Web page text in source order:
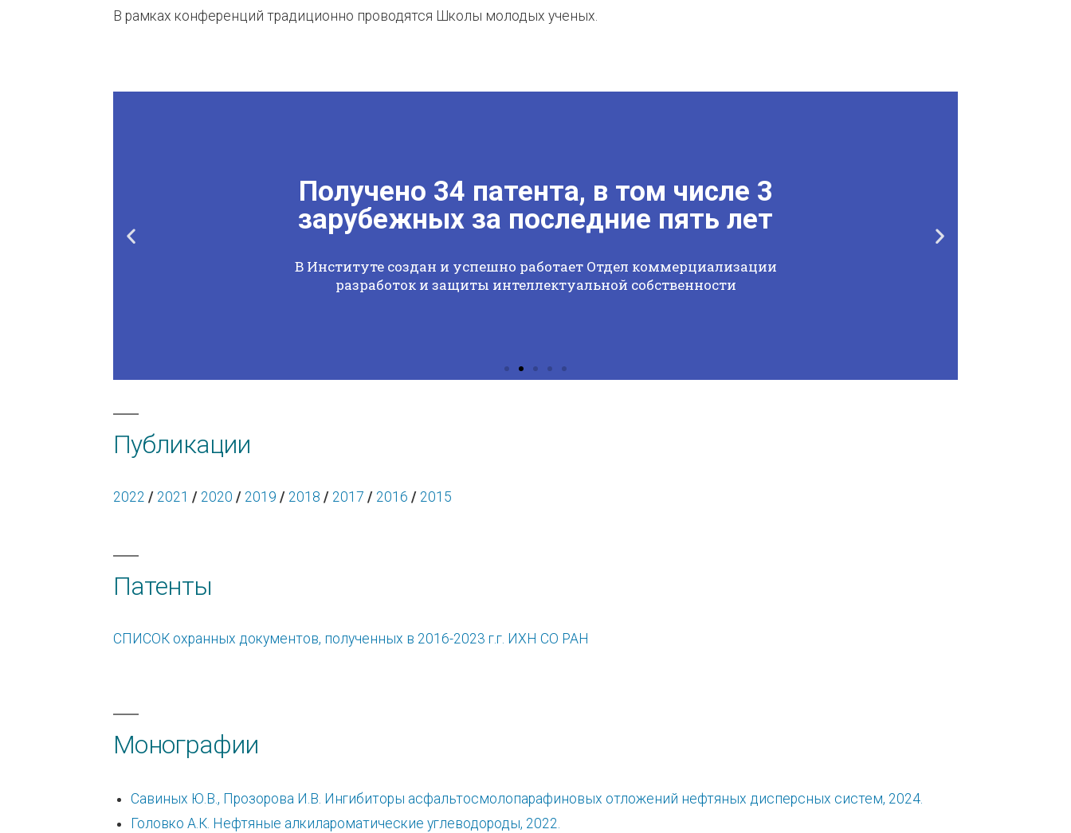
В рамках конференций традиционно проводятся Школы молодых ученых.
Получено 34 патента, в том числе 3
зарубежных за последние пять лет
В Институте создан и успешно работает Отдел коммерциализации
разработок и защиты интеллектуальной собственности
Публикации
2022 / 2021 / 2020 / 2019 / 2018 / 2017 / 2016 / 2015
Патенты
СПИСОК охранных документов, полученных в 2016-2023 г.г. ИХН СО РАН
Монографии
Савиных Ю.В., Прозорова И.В. Ингибиторы асфальтосмолопарафиновых отложений нефтяных дисперсных систем, 2024.
Головко А.К. Нефтяные алкилароматические углеводороды, 2022.